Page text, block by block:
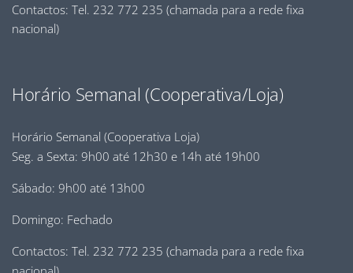
Contactos: Tel. 232 772 235 (chamada para a rede fixa
nacional)
Horário Semanal (Cooperativa/Loja)
Horário Semanal (Cooperativa Loja)
Seg. a Sexta: 9h00 até 12h30 e 14h até 19h00
Sábado: 9h00 até 13h00
Domingo: Fechado
Contactos: Tel. 232 772 235 (chamada para a rede fixa